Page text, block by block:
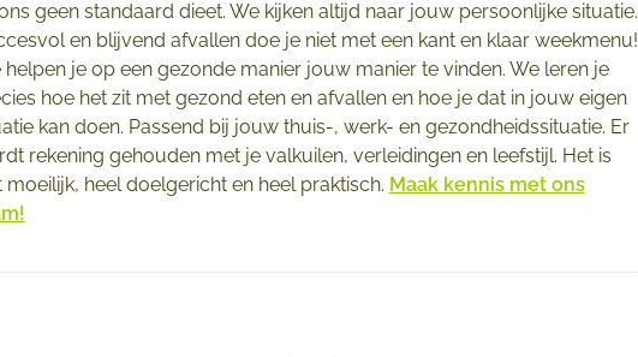
geen standaard dieet. We kijken altijd naar jouw persoonlijke situatie.
en blijvend afvallen doe je niet met een kant en klaar weekmenu!
helpen je op een gezonde manier jouw manier te vinden. We leren je
hoe het zit met gezond eten en afvallen en hoe je dat in jouw eigen
kan doen. Passend bij jouw thuis-, werk- en gezondheidssituatie. Er
rekening gehouden met je valkuilen, verleidingen en leefstijl. Het is
moeilijk, heel doelgericht en heel praktisch. Maak kennis met ons